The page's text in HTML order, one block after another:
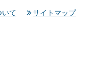
いて サイトマップ